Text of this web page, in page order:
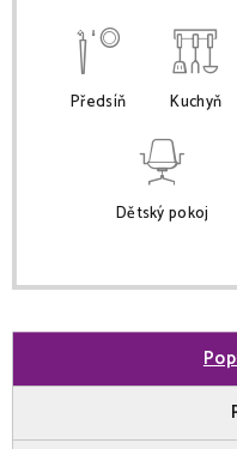
Předsíň Kuchyň
Dětský pokoj